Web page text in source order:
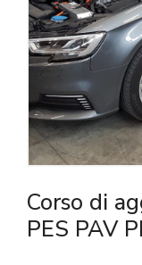
Corso di
PES PAV